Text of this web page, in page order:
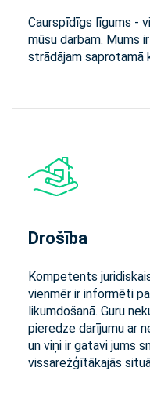
Caurspīdīgs līgums -
mūsu darbam. Mums
strādājam saprotamā
Drošība
Kompetents
vienmēr ir informēti
likumdošanā. Guru
pieredze darījumu ar
un viņi ir gatavi jums
vissarežģītākajās